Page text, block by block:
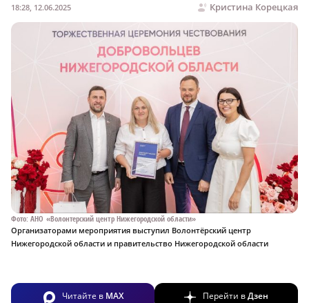
Кристина Корецкая
18:28, 12.06.2025
Фото: АНО «Волонтерский центр Нижегородской области»
Организаторами мероприятия выступил Волонтёрский центр
Нижегородской области и правительство Нижегородской области
Читайте в MAX Перейти вДзен